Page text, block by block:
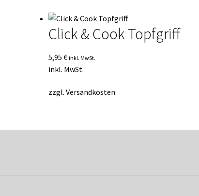
Click & Cook Topfgriff
5,95 € inkl. MwSt.
inkl. MwSt.
zzgl. Versandkosten